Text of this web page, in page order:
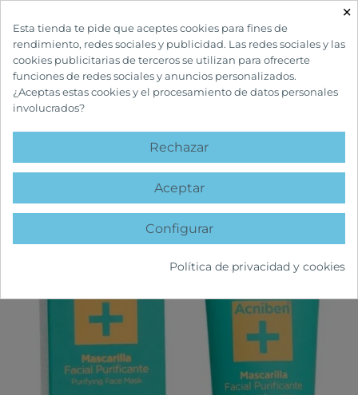
INICIO CUIDADOS FACIALES
favorite
×
Esta tienda te pide que aceptes cookies para fines de
rendimiento, redes sociales y publicidad. Las redes sociales y las
cookies publicitarias de terceros se utilizan para ofrecerte
funciones de redes sociales y anuncios personalizados.
¿Aceptas estas cookies y el procesamiento de datos personales
involucrados?
Rechazar
Aceptar
Configurar
Política de privacidad y cookies